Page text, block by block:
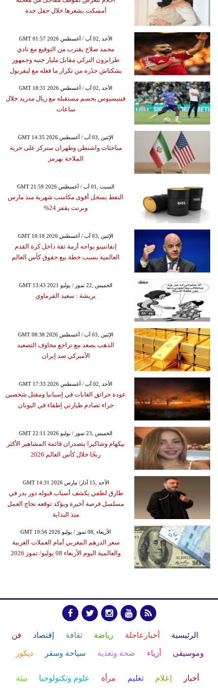
أمسكت بشعرها خلال حفل جدة
GMT 01:57 2026 الأحد ,02 آب / أغسطس
محمد صلاح يقترب من التوقيع مع نادي
طرابزون التركي مقابل مليار جنيه وجمهور
بشكتاش حذَره من تكرار ما فعله مع ليفربول
GMT 18:31 2026 الأحد ,02 آب / أغسطس
فينيسيوس يحسم مستقبله مع ريال مدريد خلال
ساعات
GMT 14:35 2026 الإثنين ,03 آب / أغسطس
مباحثات واشنطن وطهران ستركز على حرية
الملاحة بهرمز
GMT 21:59 2026 السبت ,01 آب / أغسطس
النفط يسجل أقوى مكاسب شهرية منذ مارس
وبرنت يقفز 24%
GMT 10:18 2026 الإثنين ,03 آب / أغسطس
إنفانتينو يواجه أزمة ثقة داخل كرة القدم
العالمية بسبب خطة بيع حقوق كأس العالم
GMT 13:43 2021 الخميس ,22 تموز / يوليو
بريشة : سعيد الفرماوي
GMT 08:38 2026 الإثنين ,03 آب / أغسطس
الذهب يصعد مع تراجع مخاوف التصعيد
الأميركي ضد إيران
GMT 17:33 2026 الأحد ,02 آب / أغسطس
عودة حرائق الغابات في إسبانيا ومقتل شخصين
جراء تصادم طيارتي إطفاء في اليونان
GMT 22:11 2026 الخميس ,23 تموز / يوليو
بيكهام وشاكيرا يتصدران قائمة المشاهير الأكثر
ربحًا خلال كأس العالم 2026
GMT 14:31 2026 الأحد ,15 آذار/ مارس
طارق لطفي يكشف أسباب قبوله دور بدر في
مسلسل فرصة أخيرة ويؤكد توقعه نجاح العمل
منذ البداية
GMT 19:56 2026 الأربعاء ,08 تموز / يوليو
سعر الدرهم المغربي أمام العملات العربية
والعالمية اليوم الأربعاء 08 يوليو/ تموز 2026
الرئيسية أخبارعاجلة رياضة ثقافة إقتصاد فن
وموسيقى أزياء صحة وتغذية سياحة وسفر ديكور
أخبار إعلام تعليم مرأة علوم وتكنولوجيا بيئة